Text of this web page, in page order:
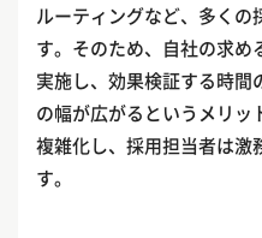
ルーティングなど、多くの
す。そのため、自社の求め
実施し、効果検証する時
の幅が広がるというメリ
複雑化し、採用担当者は激
す。